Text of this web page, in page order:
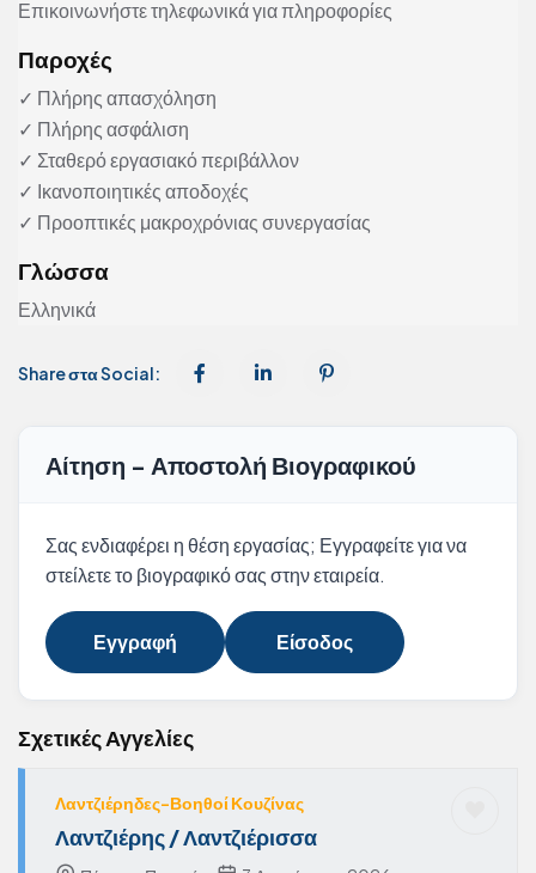
Επικοινωνήστε τηλεφωνικά για πληροφορίες
Παροχές
✓ Πλήρης απασχόληση
✓ Πλήρης ασφάλιση
✓ Σταθερό εργασιακό περιβάλλον
✓ Ικανοποιητικές αποδοχές
✓ Προοπτικές μακροχρόνιας συνεργασίας
Γλώσσα
Ελληνικά
Share στα Social:
Αίτηση - Αποστολή Βιογραφικού
Σας ενδιαφέρει η θέση εργασίας; Εγγραφείτε για να
στείλετε το βιογραφικό σας στην εταιρεία.
Εγγραφή Είσοδος
Σχετικές Αγγελίες
Λαντζιέρηδες-Βοηθοί Κουζίνας
Λαντζιέρης / Λαντζιέρισσα